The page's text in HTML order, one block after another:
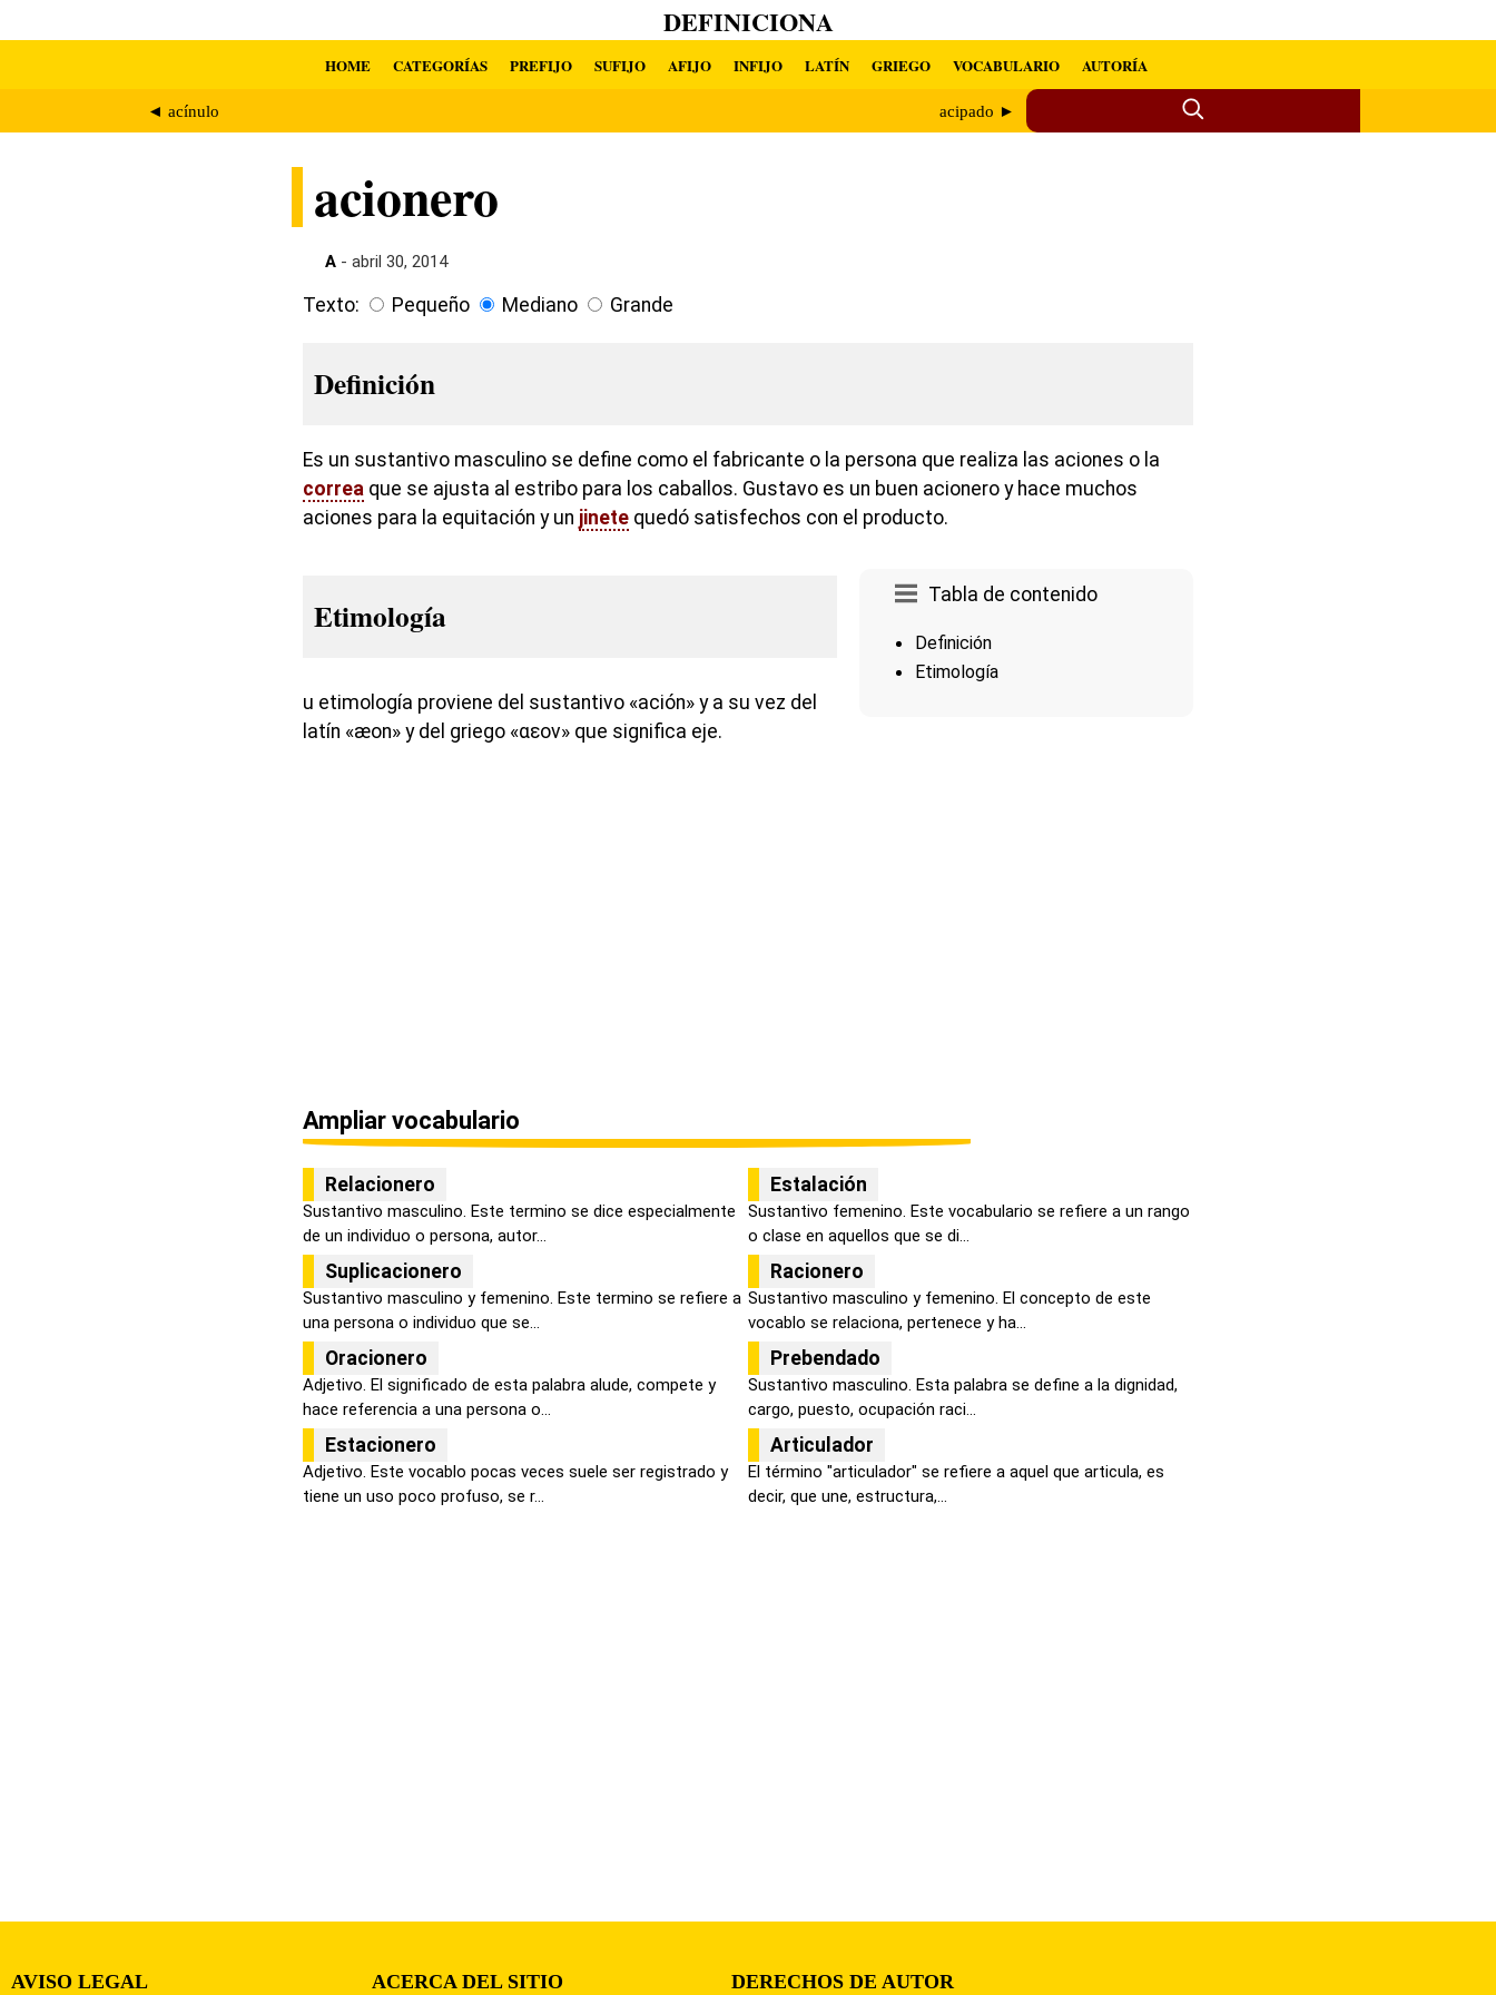
DEFINICIONA
HOME CATEGORÍAS PREFIJO SUFIJO AFIJO INFIJO LATÍN GRIEGO VOCABULARIO AUTORÍA
◄ acínulo acipado ►
acionero
A - abril 30, 2014
Texto: Pequeño Mediano Grande
Definición
Es un sustantivo masculino se define como el fabricante o la persona que realiza las aciones o la
correa que se ajusta al estribo para los caballos. Gustavo es un buen acionero y hace muchos
aciones para la equitación y un jinete quedó satisfechos con el producto.
Tabla de contenido
Definición
Etimología
Etimología
u etimología proviene del sustantivo «ación» y a su vez del
latín «æon» y del griego «αεον» que significa eje.
Ampliar vocabulario
Relacionero
Sustantivo masculino. Este termino se dice especialmente
de un individuo o persona, autor...
Estalación
Sustantivo femenino. Este vocabulario se refiere a un rango
o clase en aquellos que se di...
Suplicacionero
Sustantivo masculino y femenino. Este termino se refiere a
una persona o individuo que se...
Racionero
Sustantivo masculino y femenino. El concepto de este
vocablo se relaciona, pertenece y ha...
Oracionero
Adjetivo. El significado de esta palabra alude, compete y
hace referencia a una persona o...
Prebendado
Sustantivo masculino. Esta palabra se define a la dignidad,
cargo, puesto, ocupación raci...
Estacionero
Adjetivo. Este vocablo pocas veces suele ser registrado y
tiene un uso poco profuso, se r...
Articulador
El término "articulador" se refiere a aquel que articula, es
decir, que une, estructura,...
AVISO LEGAL ACERCA DEL SITIO DERECHOS DE AUTOR